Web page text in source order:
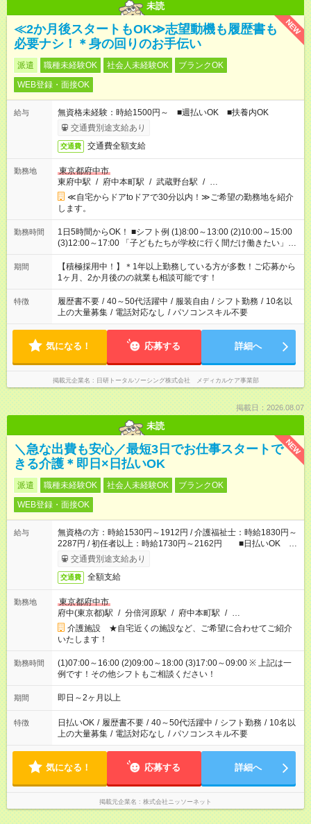
未読
NEW
≪2か月後スタートもOK≫志望動機も履歴書も
必要ナシ！＊身の回りのお手伝い
派遣 職種未経験OK 社会人未経験OK
ブランクOK
WEB登録・面接OK
給与
無資格未経験：時給1500円～ ■週払いOK ■扶養内OK
交通費別途支給あり
交通費 交通費全額支給
勤務地
東京都府中市
東府中駅 / 府中本町駅 / 武蔵野台駅 / …
≪自宅からドアtoドアで30分以内！≫ご希望の勤務地を紹介
します。
勤務時間
1日5時間からOK！ ■シフト例 (1)8:00～13:00 (2)10:00～15:00
(3)12:00～17:00 「子どもたちが学校に行く間だけ働きたい」
「余裕を持って夕飯の準備がしたい」 「午前中は働いて、午後
はプライベートの時間にしたい」 など、ご希望を教えてくださ
いね。 ※Wワーク希望の方へ 今ご覧のお仕事で希望する勤務時
間と、もう1つのお仕事の勤務時間。 合計で週40時間を超える
場合は応募できません。
期間
【積極採用中！】＊1年以上勤務している方が多数！ご応募から
1ヶ月、2か月後のの就業も相談可能です！
特徴 履歴書不要 / 40～50代活躍中 / 服装自由 / シフト勤務 / 10名以
上の大量募集 / 電話対応なし / パソコンスキル不要
気になる！ 応募する 詳細へ
掲載元企業名 日研トータルソーシング株式会社 メディカルケア事業部
掲載日：2026.08.07
未読
NEW
＼急な出費も安心／最短3日でお仕事スタートで
きる介護＊即日×日払いOK
派遣 職種未経験OK 社会人未経験OK
ブランクOK
WEB登録・面接OK
給与
無資格の方：時給1530円～1912円 / 介護福祉士：時給1830円～
2287円 / 初任者以上：時給1730円～2162円 ■日払いOK ■
日収例：1万2240円（時給1530円×8h）
交通費別途支給あり
交通費 全額支給
勤務地
東京都府中市
府中(東京都)駅 / 分倍河原駅 / 府中本町駅 / …
介護施設 ★自宅近くの施設など、ご希望に合わせてご紹介
いたします！
勤務時間
(1)07:00～16:00 (2)09:00～18:00 (3)17:00～09:00 ※ 上記は一
例です！その他シフトもご相談ください！
期間 即日～2ヶ月以上
特徴 日払いOK / 履歴書不要 / 40～50代活躍中 / シフト勤務 / 10名以
上の大量募集 / 電話対応なし / パソコンスキル不要
気になる！ 応募する 詳細へ
掲載元企業名 株式会社ニッソーネット